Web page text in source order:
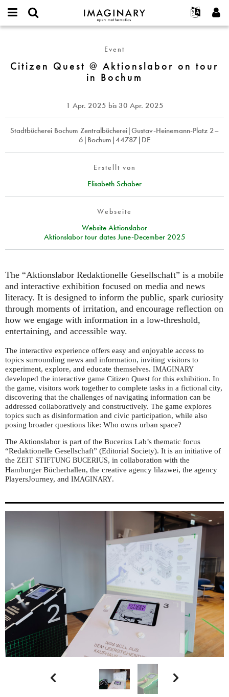
IMAGINARY
open
Français
Deutsch
한국어
Türkçe
Programme
Galerien
Hands-on
Texte
Ausstellungen
Mehr...
Projekte
Mitmachen
Kontakt
username
Neues Passwort anfordern
@
Bochum
Event
Citizen Quest @ Aktionslabor on tour
in Bochum
1 Apr. 2025 bis 30 Apr. 2025
Stadtbücherei Bochum Zentralbücherei|Gustav-Heinemann-Platz 2–
6|Bochum|44787|DE
Erstellt von
Elisabeth Schaber
Webseite
Website Aktionslabor
Aktionslabor tour dates June-December 2025
The “Aktionslabor Redaktionelle Gesellschaft” is a mobile
and interactive exhibition focused on media and news
literacy. It is designed to inform the public, spark curiosity
through moments of irritation, and encourage reflection on
how we engage with information in a low-threshold,
entertaining, and accessible way.
The interactive experience offers easy and enjoyable access to
topics surrounding news and information, inviting visitors to
experiment, explore, and educate themselves. IMAGINARY
developed the interactive game Citizen Quest for this exhibition. In
the game, visitors work together to complete tasks in a fictional city,
discovering that the challenges of navigating information can be
addressed collaboratively and constructively. The game explores
topics such as disinformation and civic participation, while also
posing broader questions like: Who owns urban space?
The Aktionslabor is part of the Bucerius Lab’s thematic focus
“Redaktionelle Gesellschaft” (Editorial Society). It is an initiative of
the ZEIT STIFTUNG BUCERIUS, in collaboration with the
Hamburger Bücherhallen, the creative agency lilazwei, the agency
PlayersJourney, and IMAGINARY.
 